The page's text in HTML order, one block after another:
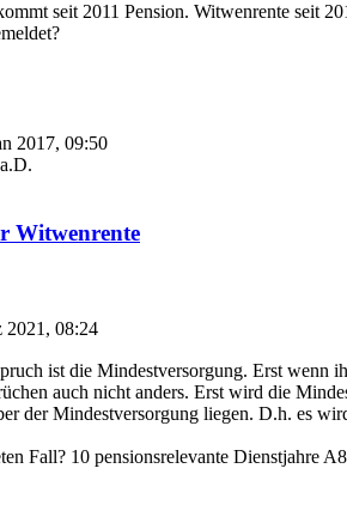
seit 2011 Pension. Witwenrente seit
2017, 09:50
Witwenrente
2021, 08:24
ist die Mindestversorgung. Erst wenn
auch nicht anders. Erst wird die
der Mindestversorgung liegen. D.h. es
Fall? 10 pensionsrelevante Dienstjahre